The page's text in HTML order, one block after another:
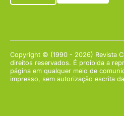
Copyright © (1990 - 2026) Revista
direitos reservados. É proibida a
página em qualquer meio de
impresso, sem autorização escrita